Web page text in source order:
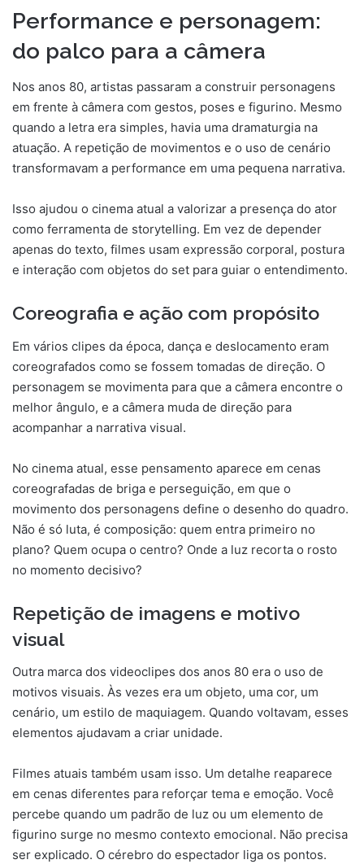
Performance e personagem:
do palco para a câmera
Nos anos 80, artistas passaram a construir personagens
em frente à câmera com gestos, poses e figurino. Mesmo
quando a letra era simples, havia uma dramaturgia na
atuação. A repetição de movimentos e o uso de cenário
transformavam a performance em uma pequena narrativa.
Isso ajudou o cinema atual a valorizar a presença do ator
como ferramenta de storytelling. Em vez de depender
apenas do texto, filmes usam expressão corporal, postura
e interação com objetos do set para guiar o entendimento.
Coreografia e ação com propósito
Em vários clipes da época, dança e deslocamento eram
coreografados como se fossem tomadas de direção. O
personagem se movimenta para que a câmera encontre o
melhor ângulo, e a câmera muda de direção para
acompanhar a narrativa visual.
No cinema atual, esse pensamento aparece em cenas
coreografadas de briga e perseguição, em que o
movimento dos personagens define o desenho do quadro.
Não é só luta, é composição: quem entra primeiro no
plano? Quem ocupa o centro? Onde a luz recorta o rosto
no momento decisivo?
Repetição de imagens e motivo
visual
Outra marca dos videoclipes dos anos 80 era o uso de
motivos visuais. Às vezes era um objeto, uma cor, um
cenário, um estilo de maquiagem. Quando voltavam, esses
elementos ajudavam a criar unidade.
Filmes atuais também usam isso. Um detalhe reaparece
em cenas diferentes para reforçar tema e emoção. Você
percebe quando um padrão de luz ou um elemento de
figurino surge no mesmo contexto emocional. Não precisa
ser explicado. O cérebro do espectador liga os pontos.